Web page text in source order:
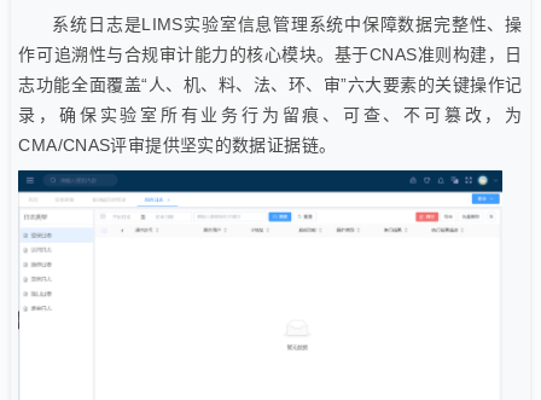
系统日志是LIMS实验室信息管理系统中保障数据完整性、操
作可追溯性与合规审计能力的核心模块。基于CNAS准则构建，日
志功能全面覆盖“人、机、料、法、环、审”六大要素的关键操作记
录，确保实验室所有业务行为留痕、可查、不可篡改，为
CMA/CNAS评审提供坚实的数据证据链。